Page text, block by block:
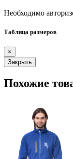
Необходимо
Таблица размеров
×
Закрыть
Похожие